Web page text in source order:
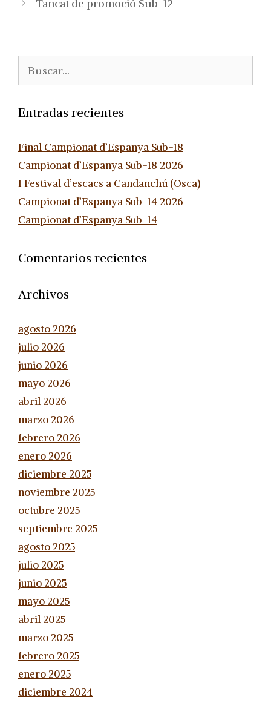
Tancat de promoció Sub-12
Entradas recientes
Final Campionat d’Espanya Sub-18
Campionat d’Espanya Sub-18 2026
I Festival d’escacs a Candanchú (Osca)
Campionat d’Espanya Sub-14 2026
Campionat d’Espanya Sub-14
Comentarios recientes
Archivos
agosto 2026
julio 2026
junio 2026
mayo 2026
abril 2026
marzo 2026
febrero 2026
enero 2026
diciembre 2025
noviembre 2025
octubre 2025
septiembre 2025
agosto 2025
julio 2025
junio 2025
mayo 2025
abril 2025
marzo 2025
febrero 2025
enero 2025
diciembre 2024